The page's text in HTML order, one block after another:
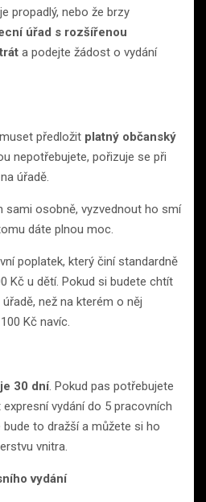
propadlý, nebo že brzy
úřad s rozšířenou
a podejte žádost o vydání
předložit platný občanský
nepotřebujete, pořizuje se při
úřadě.
sami osobně, vyzvednout ho smí
dáte plnou moc.
poplatek, který činí standardně
Kč u dětí. Pokud si budete chtít
než na kterém o něj
Kč navíc.
30 dní. Pokud pas potřebujete
vydání do 5 pracovních
to dražší a můžete si ho
vnitra.
vydání